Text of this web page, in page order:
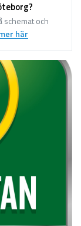
schemat och
här